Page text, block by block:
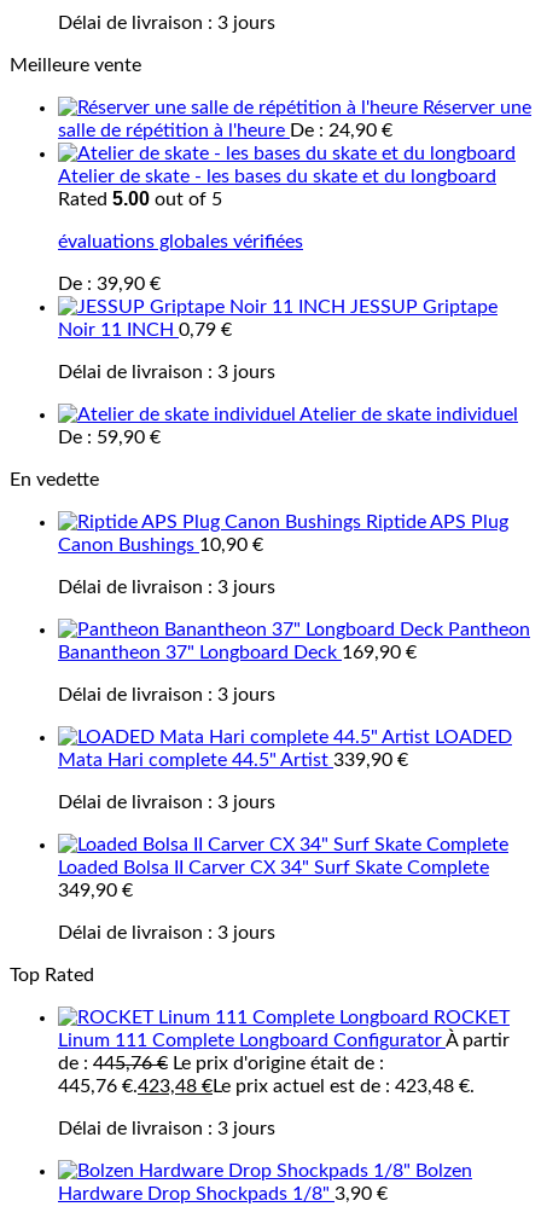
Délai de livraison : 3 jours
Meilleure vente
Réserver une
salle de répétition à l'heure De : 24,90 €
Atelier de skate - les bases du skate et du longboard
Rated 5.00 out of 5
évaluations globales vérifiées
De : 39,90 €
JESSUP Griptape
Noir 11 INCH 0,79 €
Délai de livraison : 3 jours
Atelier de skate individuel
De : 59,90 €
En vedette
Riptide APS Plug
Canon Bushings 10,90 €
Délai de livraison : 3 jours
Pantheon
Banantheon 37" Longboard Deck 169,90 €
Délai de livraison : 3 jours
LOADED
Mata Hari complete 44.5" Artist 339,90 €
Délai de livraison : 3 jours
Loaded Bolsa II Carver CX 34" Surf Skate Complete
349,90 €
Délai de livraison : 3 jours
Top Rated
ROCKET
Linum 111 Complete Longboard ConfiguratorÀ partir
de : 445,76€ Le prix d'origine était de :
445,76 €.423,48 €Le prix actuel est de : 423,48 €.
Délai de livraison : 3 jours
Bolzen
Hardware Drop Shockpads 1/8" 3,90 €